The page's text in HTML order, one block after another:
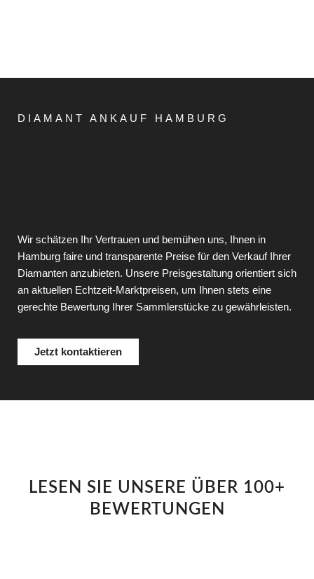
DIAMANT ANKAUF HAMBURG
Wir schätzen Ihr Vertrauen und bemühen uns, Ihnen in
Hamburg faire und transparente Preise für den Verkauf Ihrer
Diamanten anzubieten. Unsere Preisgestaltung orientiert sich
an aktuellen Echtzeit-Marktpreisen, um Ihnen stets eine
gerechte Bewertung Ihrer Sammlerstücke zu gewährleisten.
Jetzt kontaktieren
LESEN SIE UNSERE ÜBER 100+
BEWERTUNGEN